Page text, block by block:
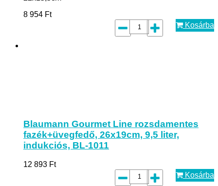
8 954 Ft
Kosárba
Blaumann Gourmet Line rozsdamentes
fazék+üvegfedő, 26x19cm, 9,5 liter,
indukciós, BL-1011
12 893 Ft
Kosárba